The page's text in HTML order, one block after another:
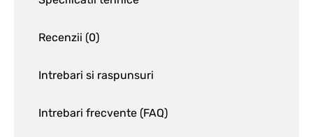
Recenzii (0)
Intrebari si raspunsuri
Intrebari frecvente (FAQ)